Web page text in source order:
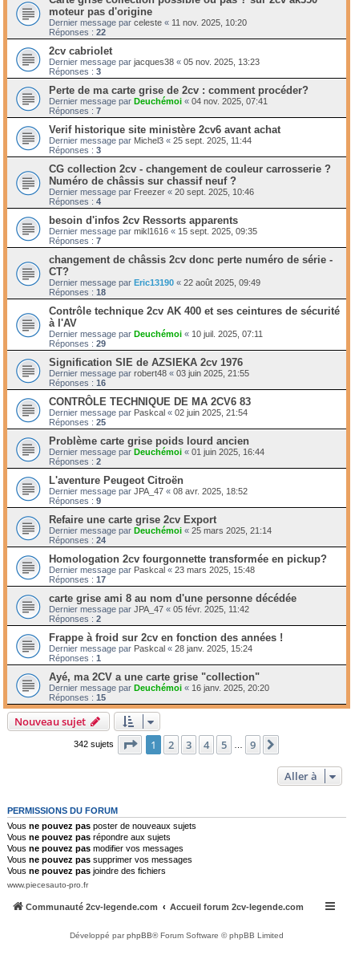
moteur pas d'origine
Dernier message par celeste « 11 nov. 2025, 10:20
Réponses : 22
2cv cabriolet
Dernier message par jacques38 « 05 nov. 2025, 13:23
Réponses : 3
Perte de ma carte grise de 2cv : comment procéder?
Dernier message par Deuchémoi « 04 nov. 2025, 07:41
Réponses : 7
Verif historique site ministère 2cv6 avant achat
Dernier message par Michel3 « 25 sept. 2025, 11:44
Réponses : 3
CG collection 2cv - changement de couleur carrosserie ?
Numéro de châssis sur chassif neuf ?
Dernier message par Freezer « 20 sept. 2025, 10:46
Réponses : 4
besoin d'infos 2cv Ressorts apparents
Dernier message par mikl1616 « 15 sept. 2025, 09:35
Réponses : 7
changement de châssis 2cv donc perte numéro de série -
CT?
Dernier message par Eric13190 « 22 août 2025, 09:49
Réponses : 18
Contrôle technique 2cv AK 400 et ses ceintures de sécurité
à l'AV
Dernier message par Deuchémoi « 10 juil. 2025, 07:11
Réponses : 29
Signification SIE de AZSIEKA 2cv 1976
Dernier message par robert48 « 03 juin 2025, 21:55
Réponses : 16
CONTRÔLE TECHNIQUE DE MA 2CV6 83
Dernier message par Paskcal « 02 juin 2025, 21:54
Réponses : 25
Problème carte grise poids lourd ancien
Dernier message par Deuchémoi « 01 juin 2025, 16:44
Réponses : 2
L'aventure Peugeot Citroën
Dernier message par JPA_47 « 08 avr. 2025, 18:52
Réponses : 9
Refaire une carte grise 2cv Export
Dernier message par Deuchémoi « 25 mars 2025, 21:14
Réponses : 24
Homologation 2cv fourgonnette transformée en pickup?
Dernier message par Paskcal « 23 mars 2025, 15:48
Réponses : 17
carte grise ami 8 au nom d'une personne décédée
Dernier message par JPA_47 « 05 févr. 2025, 11:42
Réponses : 2
Frappe à froid sur 2cv en fonction des années !
Dernier message par Paskcal « 28 janv. 2025, 15:24
Réponses : 1
Ayé, ma 2CV a une carte grise "collection"
Dernier message par Deuchémoi « 16 janv. 2025, 20:20
Réponses : 15
Nouveau sujet
342 sujets Page 1sur9
1 2 3 4 5 9
Aller à
PERMISSIONS DU FORUM
Vous ne pouvez pas poster de nouveaux sujets
Vous ne pouvez pas répondre aux sujets
Vous ne pouvez pas modifier vos messages
Vous ne pouvez pas supprimer vos messages
Vous ne pouvez pas joindre des fichiers
www.piecesauto-pro.fr
Communauté 2cv-legende.com Accueil forum 2cv-legende.com
Développé parphpBB® Forum Software © phpBB Limited